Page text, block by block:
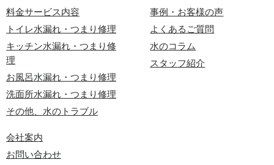
料金サービス内容
トイレ水漏れ・つまり修理
キッチン水漏れ・つまり修
理
お風呂水漏れ・つまり修理
洗面所水漏れ・つまり修理
その他、水のトラブル
事例・お客様の声
よくあるご質問
水のコラム
スタッフ紹介
会社案内
お問い合わせ